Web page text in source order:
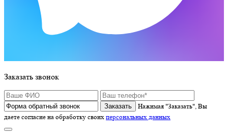
Заказать звонок
Нажимая "Заказать", Вы
даете согласие на обработку своих персональных данных